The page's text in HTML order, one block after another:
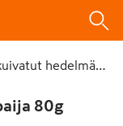
hedelmät 13,5%
80g